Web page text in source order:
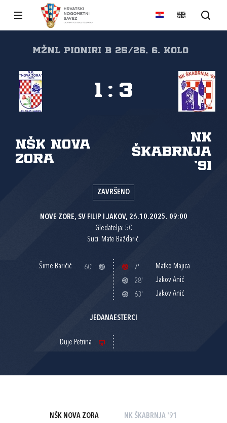
MŽNL PIONIRI B 25/26, 6. kolo
NŠK Nova
zora
NK
Škabrnja
'91
1 : 3
ZAVRŠENO
NOVE ZORE, SV FILIP I JAKOV, 26.10.2025. 09:00
Gledatelja: 50
Suci: Mate Baždarić.
Šime Baričić 60' 7'
Matko Majica
28'
Jakov Anić
63'
Jakov Anić
JEDANAESTERCI
Duje Petrina
NŠK NOVA ZORA NK ŠKABRNJA '91